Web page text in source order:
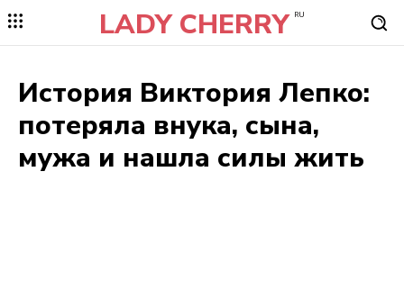
LADY CHERRY RU
История Виктория Лепко:
потеряла внука, сына,
мужа и нашла силы жить